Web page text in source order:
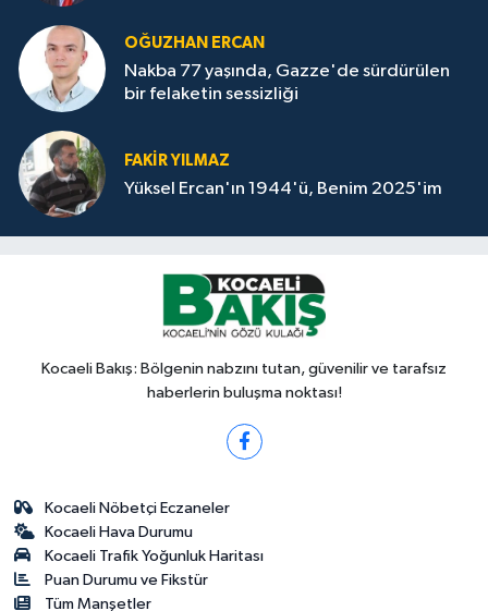
OĞUZHAN ERCAN
Nakba 77 yaşında, Gazze'de sürdürülen
bir felaketin sessizliği
FAKİR YILMAZ
Yüksel Ercan'ın 1944'ü, Benim 2025'im
Kocaeli Bakış: Bölgenin nabzını tutan, güvenilir ve tarafsız
haberlerin buluşma noktası!
Kocaeli Nöbetçi Eczaneler
Kocaeli Hava Durumu
Kocaeli Trafik Yoğunluk Haritası
Puan Durumu ve Fikstür
Tüm Manşetler